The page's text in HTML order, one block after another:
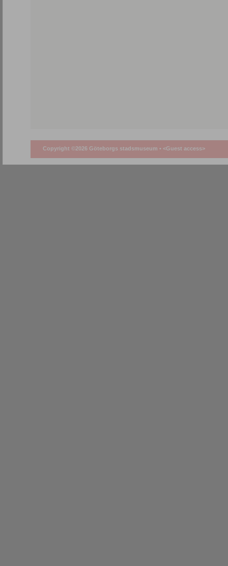
Copyright ©2026 Göteborgs stadsmuseum • <Guest access>